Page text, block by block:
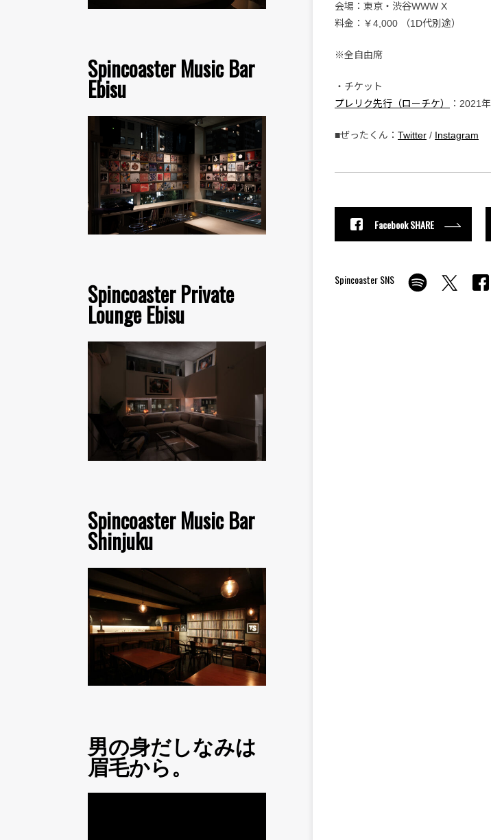
Spincoaster Music Bar
Ebisu
Spincoaster Private
Lounge Ebisu
Spincoaster Music Bar
Shinjuku
男の身だしなみは
眉毛から。
会場：東京・渋谷WWW X
料金：￥4,000 （1D代別途）
※全自由席
・チケット
プレリク先行（ローチケ）
：2021
■ぜったくん： Twitter / Instagram
Facebook SHARE
Spincoaster SNS